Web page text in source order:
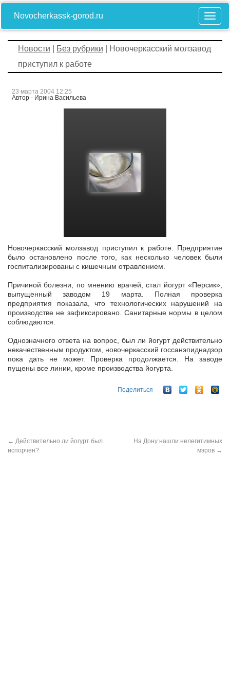
Novocherkassk-gorod.ru
Новости Без рубрики | Новочеркасский молзавод
приступил к работе
23 марта 2004 12:25
Автор - Ирина Васильева
Новочеркасский молзавод приступил к работе. Предприятие
было остановлено после того, как несколько человек были
госпитализированы с кишечным отравлением.
Причиной болезни, по мнению врачей, стал йогурт «Персик»,
выпущенный заводом 19 марта. Полная проверка
предприятия показала, что технологических нарушений на
производстве не зафиксировано. Санитарные нормы в целом
соблюдаются.
Однозначного ответа на вопрос, был ли йогурт действительно
некачественным продуктом, новочеркасский госсанэпиднадзор
пока дать не может. Проверка продолжается. На заводе
пущены все линии, кроме производства йогурта.
Поделиться
← Действительно ли йогурт был
испорчен?
На Дону нашли нелегитимных
мэров →